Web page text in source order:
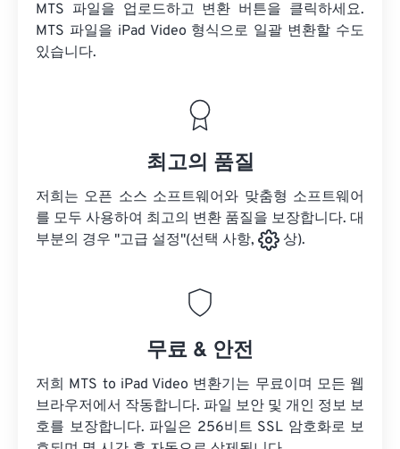
MTS 파일을 업로드하고 변환 버튼을 클릭하세요.
MTS 파일을 iPad Video 형식으로 일괄 변환할 수도
있습니다.
최고의 품질
저희는 오픈 소스 소프트웨어와 맞춤형 소프트웨어
를 모두 사용하여 최고의 변환 품질을 보장합니다. 대
부분의 경우 "고급 설정"(선택 사항,
상).
무료 & 안전
저희 MTS to iPad Video 변환기는 무료이며 모든 웹
브라우저에서 작동합니다. 파일 보안 및 개인 정보 보
호를 보장합니다. 파일은 256비트 SSL 암호화로 보